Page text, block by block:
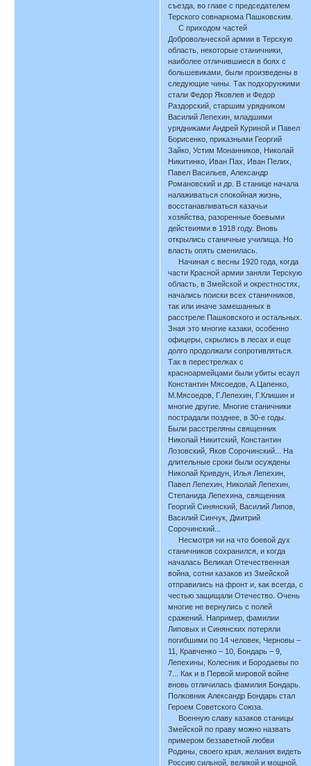
съезда, во главе с председателем
Терского совнаркома Пашковским.
С приходом частей
Добровольческой армии в Терскую
область, некоторые станичники,
наиболее отличившиеся в боях с
большевиками, были произведены в
следующие чины. Так подхорунжими
стали Федор Яковлев и Федор
Раздорский, старшим урядником
Василий Лепехин, младшими
урядниками Андрей Куриной и Павел
Борисенко, приказными Георгий
Зайко, Устим Монанников, Николай
Никитинко, Иван Пах, Иван Пелих,
Павел Васильев, Александр
Романовский и др. В станице начала
налаживаться спокойная жизнь,
восстанавливаться казачьи
хозяйства, разоренные боевыми
действиями в 1918 году. Вновь
открылись станичные училища. Но
власть опять сменилась.
Начиная с весны 1920 года, когда
части Красной армии заняли Терскую
область, в Змейской и окрестностях,
начались поиски всех станичников,
так или иначе замешанных в
расстреле Пашковского и остальных.
Зная это многие казаки, особенно
офицеры, скрылись в лесах и еще
долго продолжали сопротивляться.
Так в перестрелках с
красноармейцами были убиты есаул
Константин Мясоедов, А.Цапенко,
М.Мясоедов, Г.Лепехин, Г.Клишин и
многие другие. Многие станичники
пострадали позднее, в 30-е годы.
Были расстреляны священник
Николай Никитский, Константин
Лозовский, Яков Сорочинский... На
длительные сроки были осуждены
Николай Кривдун, Илья Лепехин,
Павел Лепехин, Николай Лепехин,
Степанида Лепехина, священник
Георгий Синянский, Василий Липов,
Василий Синчук, Дмитрий
Сорочинский...
Несмотря ни на что боевой дух
станичников сохранился, и когда
началась Великая Отечественная
война, сотни казаков из Змейской
отправились на фронт и, как всегда, с
честью защищали Отечество. Очень
многие не вернулись с полей
сражений. Например, фамилии
Липовых и Синянских потеряли
погибшими по 14 человек, Черновы –
11, Кравченко – 10, Бондарь – 9,
Лепехины, Колесник и Бородаевы по
7... Как и в Первой мировой войне
вновь отличилась фамилия Бондарь.
Полковник Александр Бондарь стал
Героем Советского Союза.
Военную славу казаков станицы
Змейской по праву можно назвать
примером беззаветной любви
Родины, своего края, желания видеть
Россию сильной, великой и мощной.